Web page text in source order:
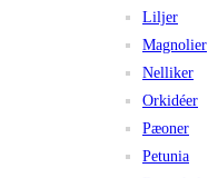
Liljer
Magnolier
Nelliker
Orkidéer
Pæoner
Petunia